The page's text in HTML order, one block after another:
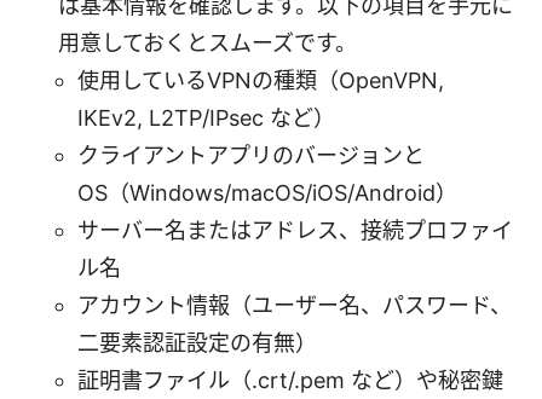
は基本情報を確認します。以下の項目を手元に
用意しておくとスムーズです。
使用しているVPNの種類（OpenVPN,
IKEv2, L2TP/IPsec など）
クライアントアプリのバージョンと
OS（Windows/macOS/iOS/Android）
サーバー名またはアドレス、接続プロファイ
ル名
アカウント情報（ユーザー名、パスワード、
二要素認証設定の有無）
証明書ファイル（.crt/.pem など）や秘密鍵